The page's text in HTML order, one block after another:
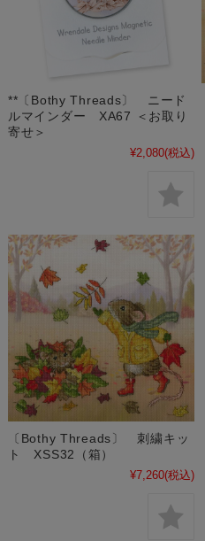
**〔Bothy Threads〕 ニード
ルマインダー XA67 ＜お取り
寄せ＞
¥2,080(税込)
〔Bothy Threads〕 刺繍キッ
ト XSS32（箱）
¥7,260(税込)